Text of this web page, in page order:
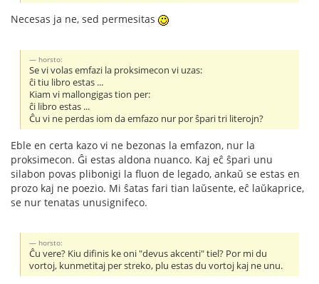
Necesas ja ne, sed permesitas
horsto:
Se vi volas emfazi la proksimecon vi uzas:
ĉi tiu libro estas ...
Kiam vi mallongigas tion per:
ĉi libro estas ...
Ĉu vi ne perdas iom da emfazo nur por ŝpari tri literojn?
Eble en certa kazo vi ne bezonas la emfazon, nur la
proksimecon. Ĝi estas aldona nuanco. Kaj eĉ ŝpari unu
silabon povas plibonigi la fluon de legado, ankaŭ se estas en
prozo kaj ne poezio. Mi ŝatas fari tian laŭsente, eĉ laŭkaprice,
se nur tenatas unusignifeco.
horsto:
Ĉu vere? Kiu difinis ke oni "devus akcenti" tiel? Por mi du
vortoj, kunmetitaj per streko, plu estas du vortoj kaj ne unu.